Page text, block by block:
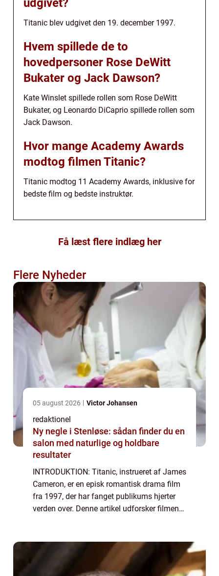
udgivet?
Titanic blev udgivet den 19. december 1997.
Hvem spillede de to
hovedpersoner Rose DeWitt
Bukater og Jack Dawson?
Kate Winslet spillede rollen som Rose DeWitt
Bukater, og Leonardo DiCaprio spillede rollen som
Jack Dawson.
Hvor mange Academy Awards
modtog filmen Titanic?
Titanic modtog 11 Academy Awards, inklusive for
bedste film og bedste instruktør.
Få læst flere indlæg her
Flere Nyheder
05 august 2026 Victor Johansen
redaktionel
Ny negle i Stenløse: sådan finder du en
salon med naturlige og holdbare
resultater
INTRODUKTION: Titanic, instrueret af James
Cameron, er en episk romantisk drama film
fra 1997, der har fanget publikums hjerter
verden over. Denne artikel udforsker filmen